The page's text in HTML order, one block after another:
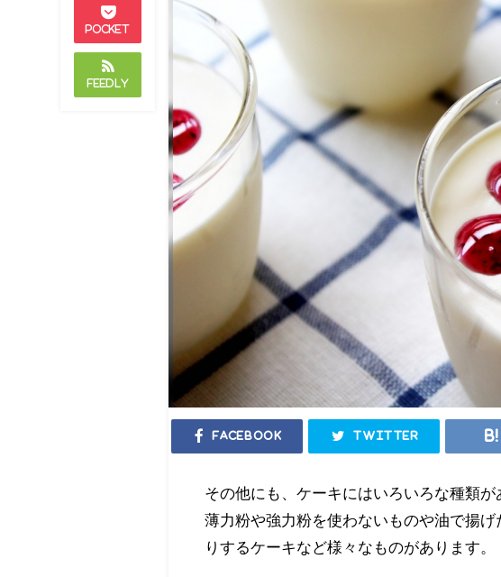
Pocket
Feedly
Facebook Twitter
その他にも、ケーキにはいろいろな種類
薄力粉や強力粉を使わないものや油で揚
りするケーキなど様々なものがあります。